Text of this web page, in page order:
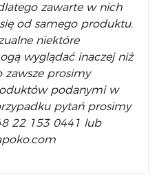
zawarte w nich
od samego produktu.
niektóre
wyglądać inaczej niż
zawsze prosimy
podanymi w
pytań prosimy
22 153 0441 lub